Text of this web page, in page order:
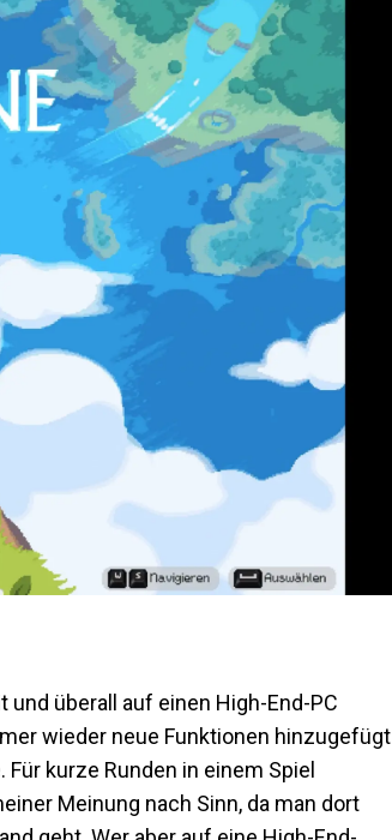
überall auf einen High-End-PC
wieder neue Funktionen hinzugefügt
Für kurze Runden in einem Spiel
Meinung nach Sinn, da man dort